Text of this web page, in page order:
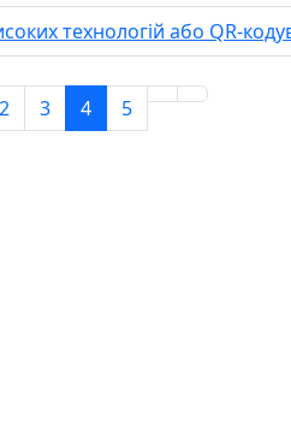
технологій або QR-
2 3 4 5